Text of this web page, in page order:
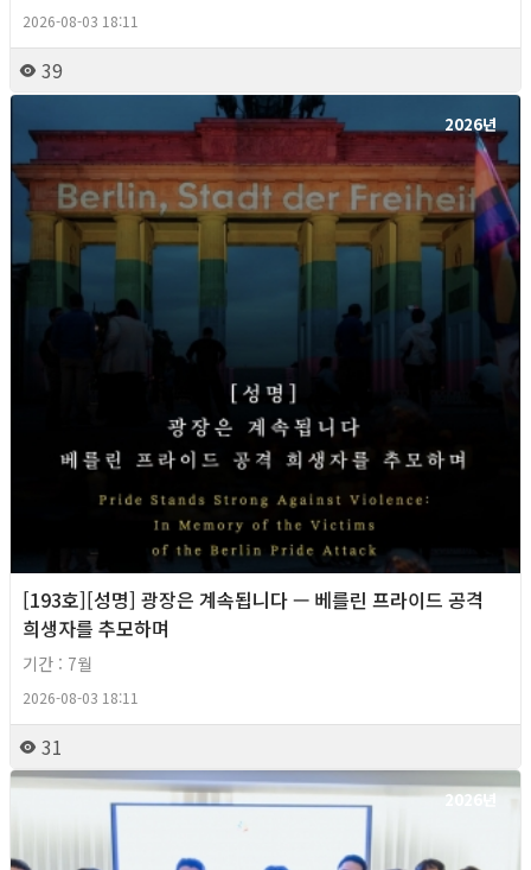
2026-08-03 18:11
39
2026년
[193호][성명] 광장은 계속됩니다 — 베를린 프라이드 공격
희생자를 추모하며
기간 : 7월
2026-08-03 18:11
31
2026년